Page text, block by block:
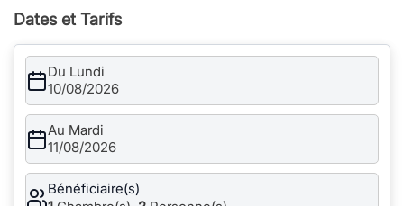
Dates et Tarifs
Du Lundi
10/08/2026
Au Mardi
11/08/2026
Bénéficiaire(s)